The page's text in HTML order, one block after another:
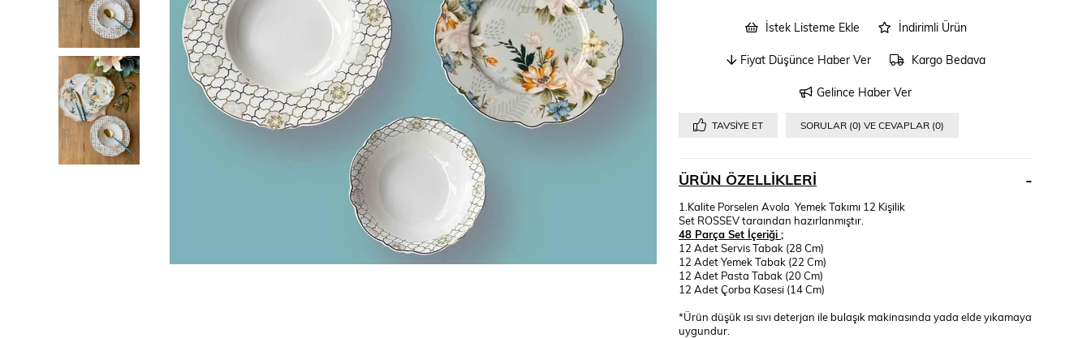
İstek Listeme Ekle İndirimli Ürün
Fiyat Düşünce Haber Ver Kargo Bedava
Gelince Haber Ver
TAVSIYE ET SORULAR (0) VE CEVAPLAR (0)
ÜRÜN ÖZELLIKLERI
1.Kalite Porselen Avola Yemek Takımı 12 Kişilik
Set ROSSEV taraından hazırlanmıştır.
48 Parça Set İçeriği ;
12 Adet Servis Tabak (28 Cm)
12 Adet Yemek Tabak (22 Cm)
12 Adet Pasta Tabak (20 Cm)
12 Adet Çorba Kasesi (14 Cm)
*Ürün düşük ısı sıvı deterjan ile bulaşık makinasında yada elde yıkamaya
uygundur.